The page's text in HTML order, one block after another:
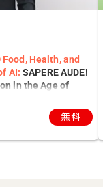
Health, and
AI: SAPERE AUDE!
in the Age of
無料